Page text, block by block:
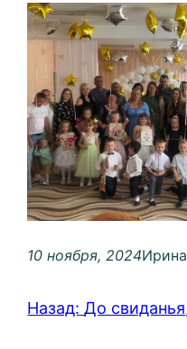
10 ноября, 2024
Назад: До